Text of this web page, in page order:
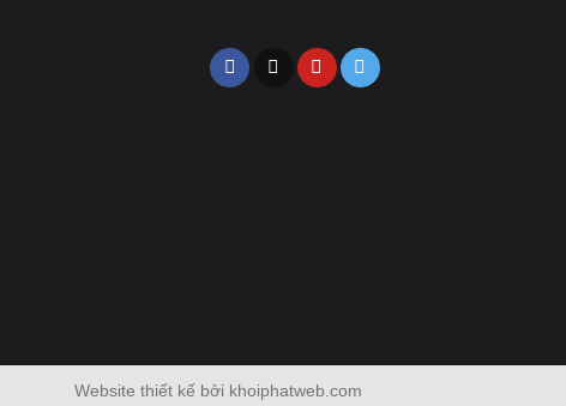
Website thiết kế bởi khoiphatweb.com